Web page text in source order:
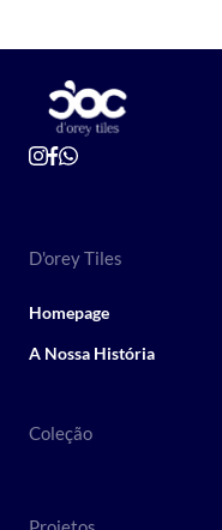
D'orey Tiles
Homepage
A Nossa História
Coleção